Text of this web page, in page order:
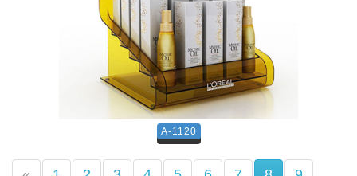
A-1120